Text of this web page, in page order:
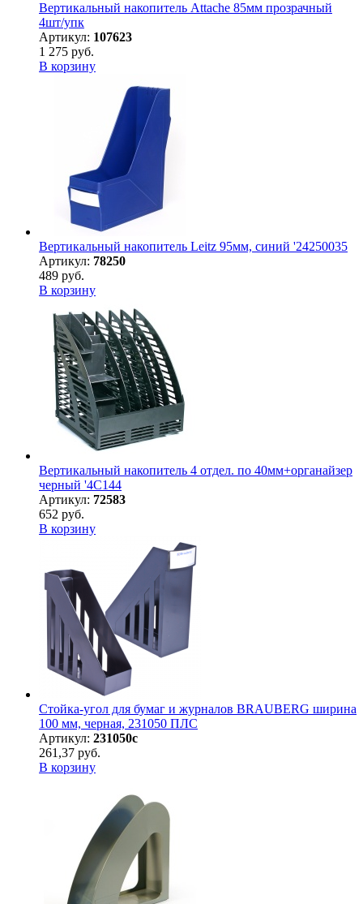
Вертикальный накопитель Attache 85мм прозрачный
4шт/упк
Артикул: 107623
1 275 руб.
В корзину
Вертикальный накопитель Leitz 95мм, синий '24250035
Артикул: 78250
489 руб.
В корзину
Вертикальный накопитель 4 отдел. по 40мм+органайзер
черный '4C144
Артикул: 72583
652 руб.
В корзину
Стойка-угол для бумаг и журналов BRAUBERG ширина
100 мм, черная, 231050 ПЛС
Артикул: 231050с
261,37 руб.
В корзину